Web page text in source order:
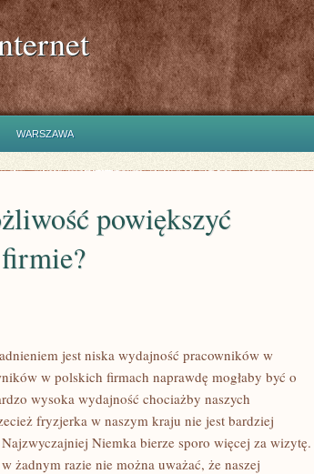
WARSZAWA
powiększyć
jest niska wydajność pracowników w
w polskich firmach naprawdę mogłaby być o
wysoka wydajność chociażby naszych
fryzjerka w naszym kraju nie jest bardziej
Niemka bierze sporo więcej za wizytę.
żadnym razie nie można uważać, że naszej